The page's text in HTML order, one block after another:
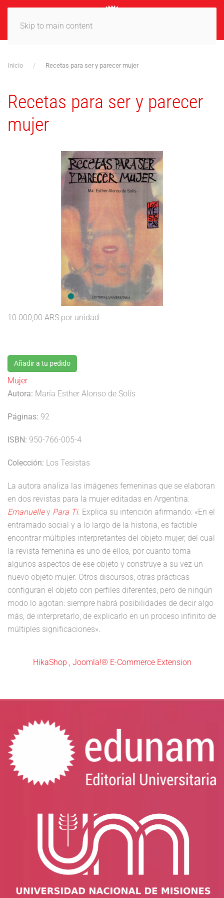
Skip to main content
Inicio Recetas para ser y parecer mujer
Recetas para ser y parecer
mujer
10 000,00 ARS por unidad
Añadir a tu pedido
Mujer
Autora: María Esther Alonso de Solís
Páginas: 92
ISBN: 950-766-005-4
Colección: Los Tesistas
La autora analiza las imágenes femeninas que se elaboran
en dos revistas para la mujer editadas en Argentina:
Emanuelley Para Ti. Explica su intención afirmando: «En el
entramado social y a lo largo de la historia, es factible
encontrar múltiples interpretantes del objeto mujer, del cual
la revista femenina es uno de ellos, por cuanto toma
algunos aspectos de ese objeto y construye a su vez un
nuevo objeto mujer. Otros discursos, otras prácticas
configuran el objeto con perfiles diferentes, pero de ningún
modo lo agotan: siempre habrá posibilidades de decir algo
más, de interpretarlo, de explicarlo en un proceso infinito de
múltiples significaciones».
HikaShop , Joomla!® E-Commerce Extension